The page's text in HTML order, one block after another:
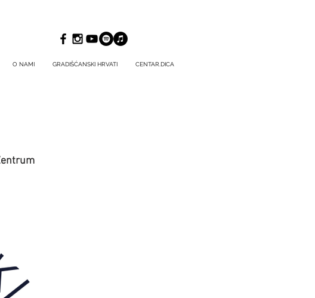
O NAMI GRADIŠĆANSKI HRVATI CENTAR.DICA